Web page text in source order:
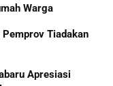
Warga
Tiadakan
Apresiasi